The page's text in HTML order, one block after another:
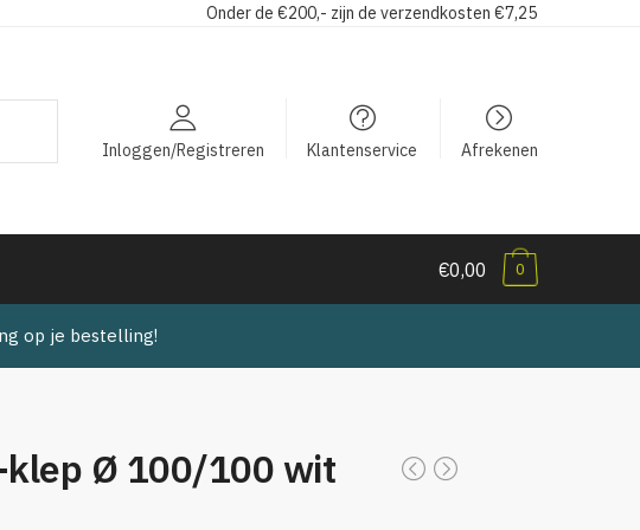
Onder de €200,- zijn de verzendkosten €7,25
Inloggen/Registreren Klantenservice Afrekenen
€0,00 0
op je bestelling!
klep Ø 100/100 wit